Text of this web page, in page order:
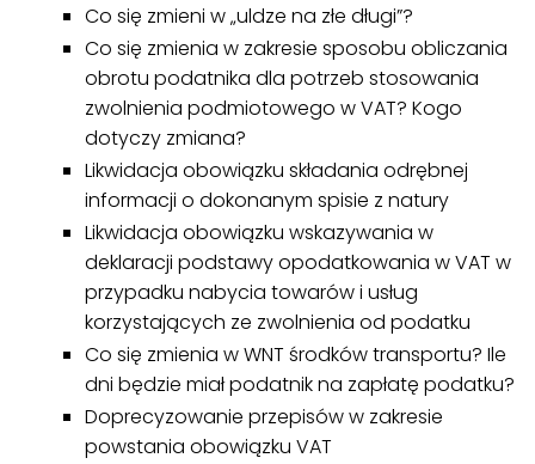
Co się zmieni w „uldze na złe długi”?
Co się zmienia w zakresie sposobu obliczania
obrotu podatnika dla potrzeb stosowania
zwolnienia podmiotowego w VAT? Kogo
dotyczy zmiana?
Likwidacja obowiązku składania odrębnej
informacji o dokonanym spisie z natury
Likwidacja obowiązku wskazywania w
deklaracji podstawy opodatkowania w VAT w
przypadku nabycia towarów i usług
korzystających ze zwolnienia od podatku
Co się zmienia w WNT środków transportu? Ile
dni będzie miał podatnik na zapłatę podatku?
Doprecyzowanie przepisów w zakresie
powstania obowiązku VAT